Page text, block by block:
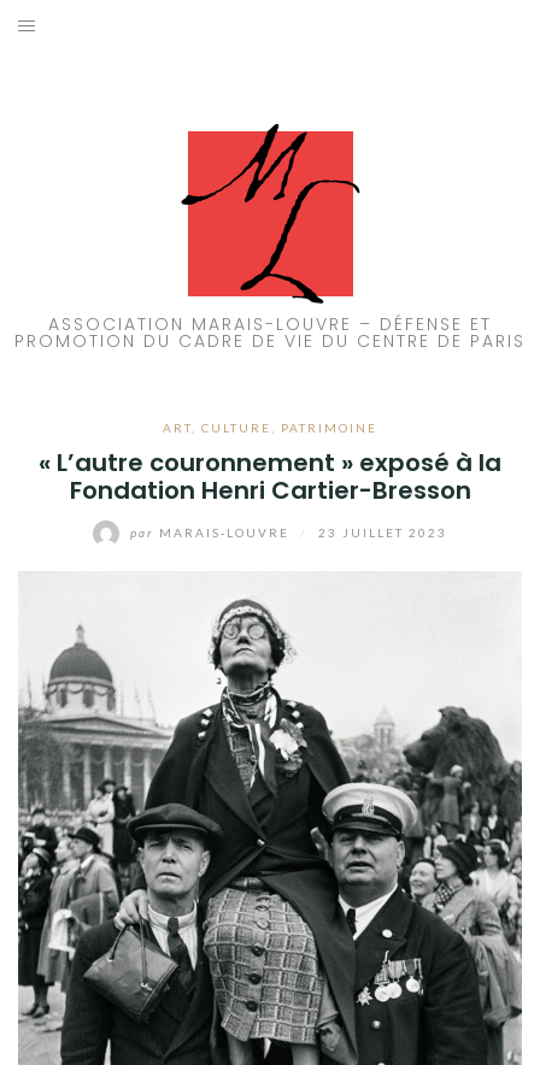
Aller
ASSOCIATION MARAIS-LOUVRE – DÉFENSE ET
PROMOTION DU CADRE DE VIE DU CENTRE DE PARIS
ART CULTURE PATRIMOINE
« L’autre couronnement » exposé à la
Fondation Henri Cartier-Bresson
par MARAIS-LOUVRE 23 JUILLET 2023